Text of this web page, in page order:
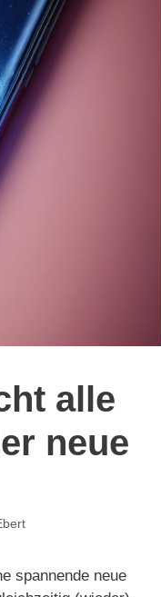
alle
neue
spannende neue